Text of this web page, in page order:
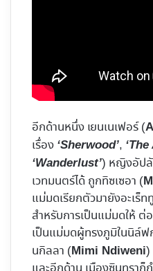
อีกด้านหนึ่ง เยนเนเฟอร์ (
เรื่อง ‘Sherwood’,
‘Wanderlust’) หญิงอัป
เวทมนตร์ได้ ถูกทิซเซอา (
แม่มดเรียกตัวมายังอะเร็
สำหรับการเป็นแม่มดให้ ต่
เป็นแม่มดผู้ทรงภูมิในนิล์
นกิลลา (Mimi Ndiweni)